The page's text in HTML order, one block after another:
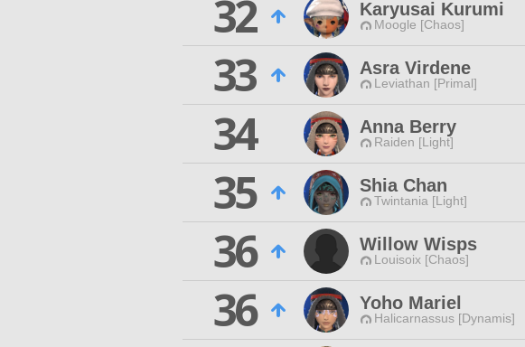
32
Karyusai Kurumi
Moogle [Chaos]
33
Asra Virdene
Leviathan [Primal]
34
Anna Berry
Raiden [Light]
35
Shia Chan
Twintania [Light]
36
Willow Wisps
Louisoix [Chaos]
36
Yoho Mariel
Halicarnassus [Dynamis]